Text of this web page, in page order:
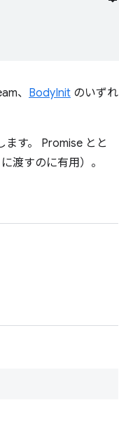
、 BodyInit のいずれ
す。 Promise とと
渡すのに有用）。